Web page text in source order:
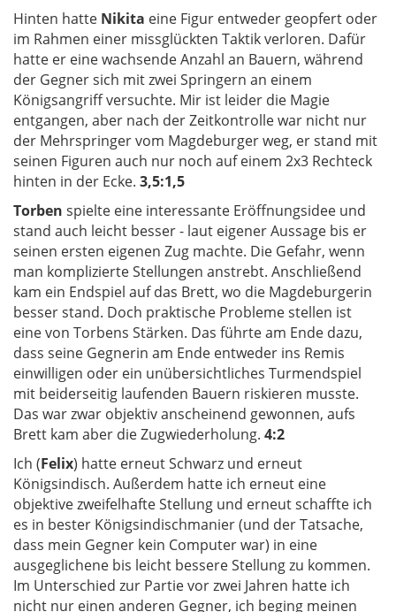
Hinten hatte Nikita eine Figur entweder geopfert oder
im Rahmen einer missglückten Taktik verloren. Dafür
hatte er eine wachsende Anzahl an Bauern, während
der Gegner sich mit zwei Springern an einem
Königsangriff versuchte. Mir ist leider die Magie
entgangen, aber nach der Zeitkontrolle war nicht nur
der Mehrspringer vom Magdeburger weg, er stand mit
seinen Figuren auch nur noch auf einem 2x3 Rechteck
hinten in der Ecke. 3,5:1,5
Torben spielte eine interessante Eröffnungsidee und
stand auch leicht besser - laut eigener Aussage bis er
seinen ersten eigenen Zug machte. Die Gefahr, wenn
man komplizierte Stellungen anstrebt. Anschließend
kam ein Endspiel auf das Brett, wo die Magdeburgerin
besser stand. Doch praktische Probleme stellen ist
eine von Torbens Stärken. Das führte am Ende dazu,
dass seine Gegnerin am Ende entweder ins Remis
einwilligen oder ein unübersichtliches Turmendspiel
mit beiderseitig laufenden Bauern riskieren musste.
Das war zwar objektiv anscheinend gewonnen, aufs
Brett kam aber die Zugwiederholung. 4:2
Ich (Felix) hatte erneut Schwarz und erneut
Königsindisch. Außerdem hatte ich erneut eine
objektive zweifelhafte Stellung und erneut schaffte ich
es in bester Königsindischmanier (und der Tatsache,
dass mein Gegner kein Computer war) in eine
ausgeglichene bis leicht bessere Stellung zu kommen.
Im Unterschied zur Partie vor zwei Jahren hatte ich
nicht nur einen anderen Gegner, ich beging meinen